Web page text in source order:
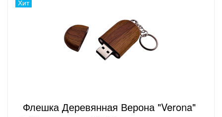
Хит
Флешка Деревянная Верона "Verona"